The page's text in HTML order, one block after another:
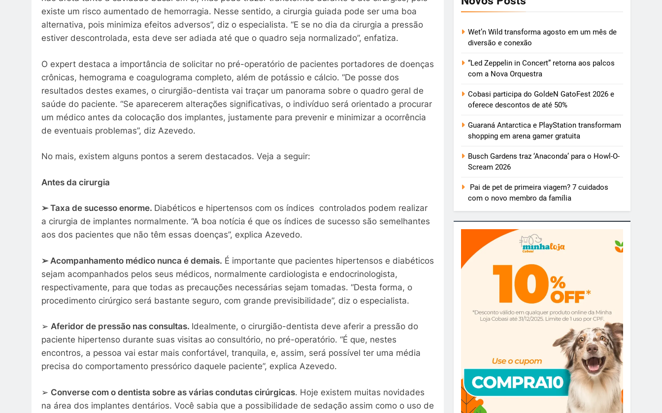
existe um risco aumentado de hemorragia. Nesse sentido, a cirurgia guiada pode ser uma boa
alternativa, pois minimiza efeitos adversos”, diz o especialista. “E se no dia da cirurgia a pressão
estiver descontrolada, esta deve ser adiada até que o quadro seja normalizado”, enfatiza.
O expert destaca a importância de solicitar no pré-operatório de pacientes portadores de doenças
crônicas, hemograma e coagulograma completo, além de potássio e cálcio. “De posse dos
resultados destes exames, o cirurgião-dentista vai traçar um panorama sobre o quadro geral de
saúde do paciente. “Se aparecerem alterações significativas, o indivíduo será orientado a procurar
um médico antes da colocação dos implantes, justamente para prevenir e minimizar a ocorrência
de eventuais problemas”, diz Azevedo.
No mais, existem alguns pontos a serem destacados. Veja a seguir:
Antes da cirurgia
➢Taxa de sucesso enorme. Diabéticos e hipertensos com os índices controlados podem realizar
a cirurgia de implantes normalmente. “A boa notícia é que os índices de sucesso são semelhantes
aos dos pacientes que não têm essas doenças”, explica Azevedo.
➢Acompanhamento médico nunca é demais. É importante que pacientes hipertensos e diabéticos
sejam acompanhados pelos seus médicos, normalmente cardiologista e endocrinologista,
respectivamente, para que todas as precauções necessárias sejam tomadas. “Desta forma, o
procedimento cirúrgico será bastante seguro, com grande previsibilidade”, diz o especialista.
➢ Aferidor de pressão nas consultas. Idealmente, o cirurgião-dentista deve aferir a pressão do
paciente hipertenso durante suas visitas ao consultório, no pré-operatório. “É que, nestes
encontros, a pessoa vai estar mais confortável, tranquila, e, assim, será possível ter uma média
precisa do comportamento pressórico daquele paciente”, explica Azevedo.
➢ Converse com o dentista sobre as várias condutas cirúrgicas. Hoje existem muitas novidades
na área dos implantes dentários. Você sabia que a possibilidade de sedação assim como o uso de
Wet’n Wild transforma agosto em um mês de
diversão e conexão
“Led Zeppelin in Concert” retorna aos palcos
com a Nova Orquestra
Cobasi participa do GoldeN GatoFest 2026 e
oferece descontos de até 50%
Guaraná Antarctica e PlayStation transformam
shopping em arena gamer gratuita
Busch Gardens traz ‘Anaconda’ para o Howl-O-
Scream 2026
Pai de pet de primeira viagem? 7 cuidados
com o novo membro da família